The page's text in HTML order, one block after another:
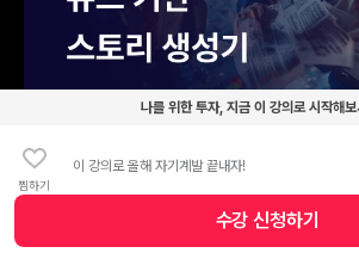
찜하기
나를 위한 투자, 지금 이 강의로 시작해
이 강의로 올해 자기계발 끝내자!
수강 신청하기